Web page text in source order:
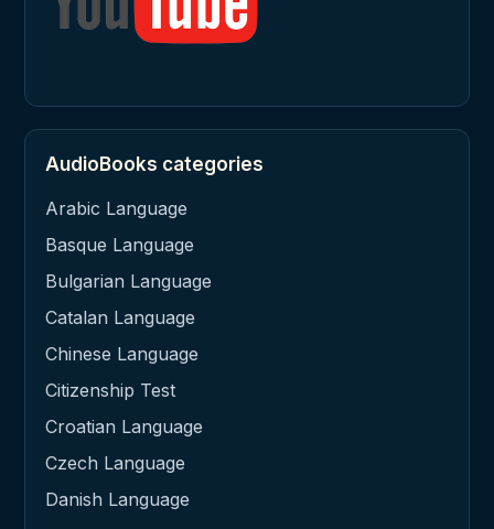
AudioBooks categories
Arabic Language
Basque Language
Bulgarian Language
Catalan Language
Chinese Language
Citizenship Test
Croatian Language
Czech Language
Danish Language